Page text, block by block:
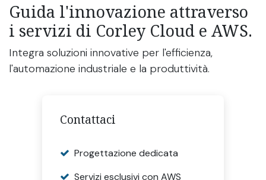
Guida l'innovazione attraverso
i servizi di Corley Cloud e AWS.
Integra soluzioni innovative per l'efficienza,
l'automazione industriale e la produttività.
Contattaci
Progettazione dedicata
Servizi esclusivi con AWS